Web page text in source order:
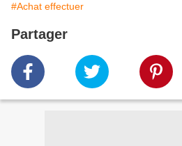
#Achat effectuer
Partager